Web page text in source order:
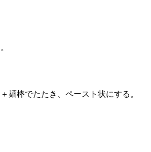
麺棒でたたき、ペースト状にする。